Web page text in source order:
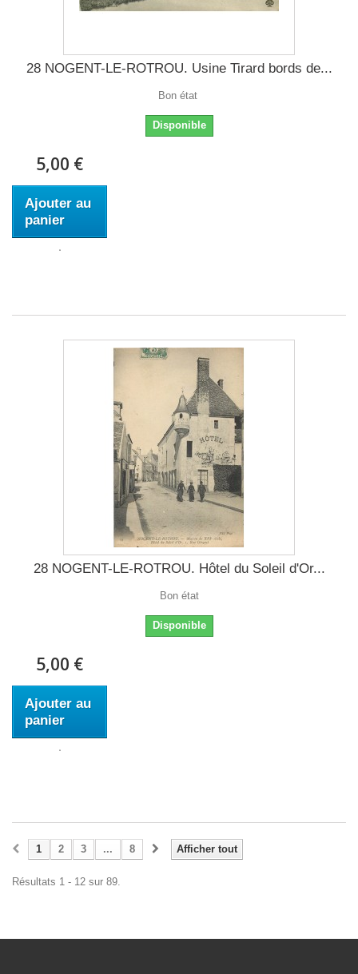
28 NOGENT-LE-ROTROU. Usine Tirard bords de...
Bon état
Disponible
5,00 €
Ajouter au
panier
28 NOGENT-LE-ROTROU. Hôtel du Soleil d'Or...
Bon état
Disponible
5,00 €
Ajouter au
panier
Afficher tout
1 2 3 ... 8
Résultats 1 - 12 sur 89.